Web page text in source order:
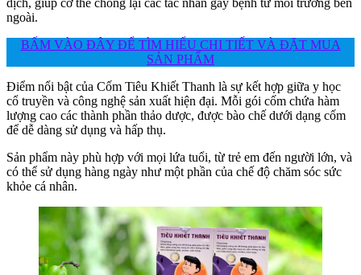
dịch, giúp cơ thể chống lại các tác nhân gây bệnh từ môi trường bên
ngoài.
BẤM VÀO ĐÂY ĐỂ TÌM HIỂU CHI TIẾT VÀ ĐẶT MUA
SẢN PHẨM
Điểm nổi bật của Cốm Tiêu Khiết Thanh là sự kết hợp giữa y học
cổ truyền và công nghệ sản xuất hiện đại. Mỗi gói cốm chứa hàm
lượng cao các thành phần thảo dược, được bào chế dưới dạng cốm
để dễ dàng sử dụng và hấp thụ.
Sản phẩm này phù hợp với mọi lứa tuổi, từ trẻ em đến người lớn, và
có thể sử dụng hàng ngày như một phần của chế độ chăm sóc sức
khỏe cá nhân.